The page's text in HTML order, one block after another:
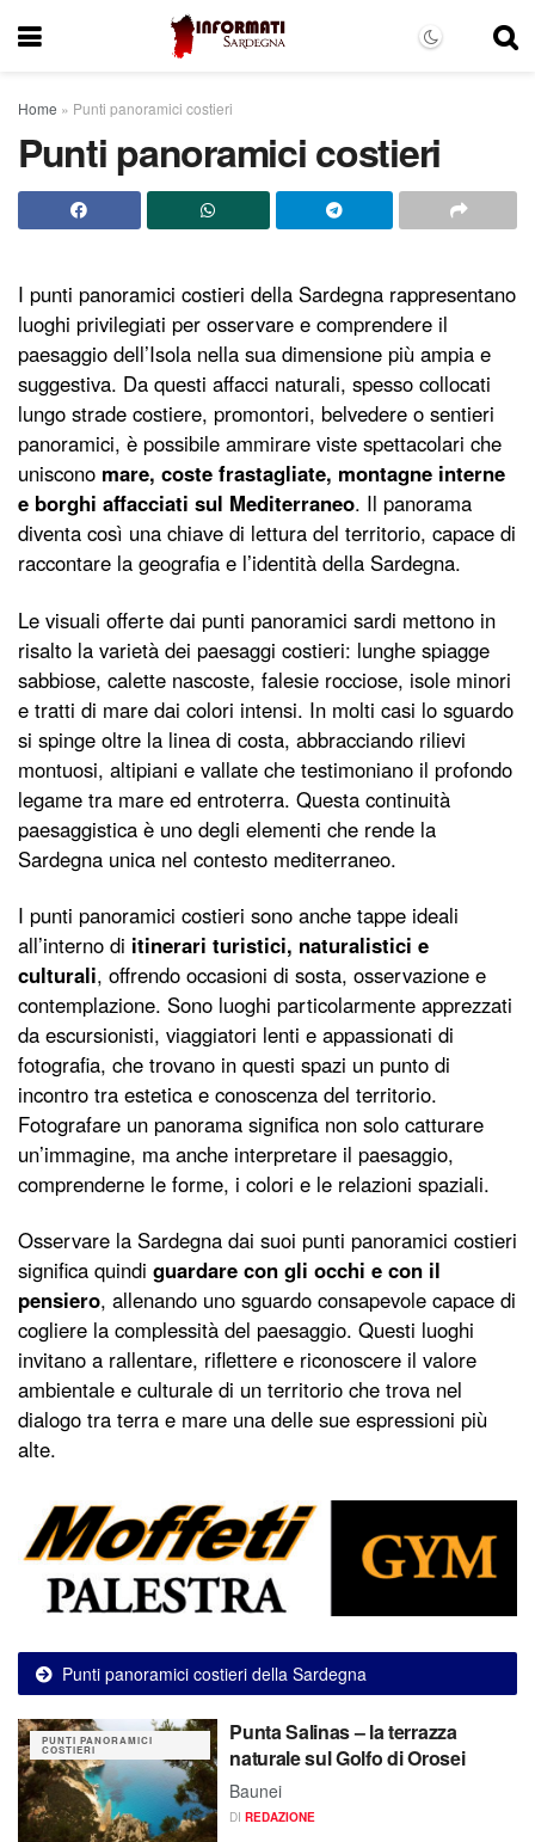
Home » Punti panoramici costieri
Punti panoramici costieri
I punti panoramici costieri della Sardegna rappresentano
luoghi privilegiati per osservare e comprendere il
paesaggio dell’Isola nella sua dimensione più ampia e
suggestiva. Da questi affacci naturali, spesso collocati
lungo strade costiere, promontori, belvedere o sentieri
panoramici, è possibile ammirare viste spettacolari che
uniscono mare, coste frastagliate, montagne interne
e borghi affacciati sul Mediterraneo. Il panorama
diventa così una chiave di lettura del territorio, capace di
raccontare la geografia e l’identità della Sardegna.
Le visuali offerte dai punti panoramici sardi mettono in
risalto la varietà dei paesaggi costieri: lunghe spiagge
sabbiose, calette nascoste, falesie rocciose, isole minori
e tratti di mare dai colori intensi. In molti casi lo sguardo
si spinge oltre la linea di costa, abbracciando rilievi
montuosi, altipiani e vallate che testimoniano il profondo
legame tra mare ed entroterra. Questa continuità
paesaggistica è uno degli elementi che rende la
Sardegna unica nel contesto mediterraneo.
I punti panoramici costieri sono anche tappe ideali
all’interno di itinerari turistici, naturalistici e
culturali, offrendo occasioni di sosta, osservazione e
contemplazione. Sono luoghi particolarmente apprezzati
da escursionisti, viaggiatori lenti e appassionati di
fotografia, che trovano in questi spazi un punto di
incontro tra estetica e conoscenza del territorio.
Fotografare un panorama significa non solo catturare
un’immagine, ma anche interpretare il paesaggio,
comprenderne le forme, i colori e le relazioni spaziali.
Osservare la Sardegna dai suoi punti panoramici costieri
significa quindi guardare con gli occhi e con il
pensiero, allenando uno sguardo consapevole capace di
cogliere la complessità del paesaggio. Questi luoghi
invitano a rallentare, riflettere e riconoscere il valore
ambientale e culturale di un territorio che trova nel
dialogo tra terra e mare una delle sue espressioni più
alte.
Punti panoramici costieri della Sardegna
PUNTI PANORAMICI
COSTIERI
Punta Salinas – la terrazza
naturale sul Golfo di Orosei
Baunei
DI REDAZIONE